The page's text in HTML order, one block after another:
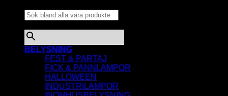
BELYSNING
FEST & PARTAJ
FICK & PANNLAMPOR
HALLOWEEN
INDUSTRILAMPOR